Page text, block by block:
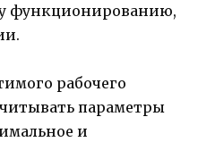
функционированию,
рабочего
параметры
и